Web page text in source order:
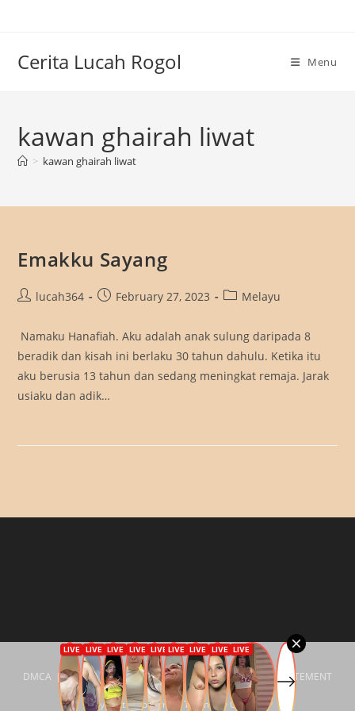
Cerita Lucah Rogol Menu
kawan ghairah liwat
> kawan ghairah liwat
Emakku Sayang
Postlucah364
PostFebruary 27, 2023
PostMelayu
Namaku Hanafiah. Aku adalah anak sulung daripada 8
beradik dan kisah ini berlaku 30 tahun dahulu. Ketika itu
aku berusia 13 tahun dan sedang meningkat remaja. Jarak
usiaku dan adik…
DMCA Privacy Policy 18 U.S.C. §2257 COMPLIANCE STATEMENT
Copyright - WordPress Theme by OceanWP